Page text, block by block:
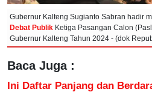
Gubernur Kalteng Sugianto Sabran hadir
Debat Publik Ketiga Pasangan Calon
Gubernur Kalteng Tahun 2024 - (dok
Baca Juga :
Ini Daftar Panjang dan